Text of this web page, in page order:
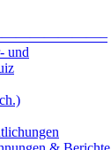
und